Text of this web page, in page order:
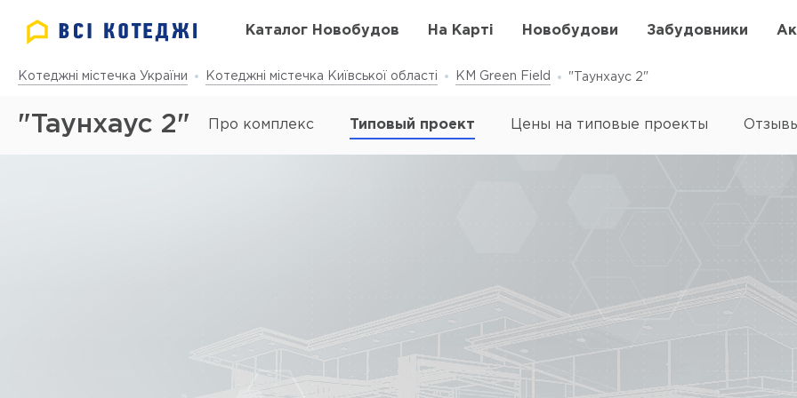
Каталог Новобудов На Карті Новобудови Забудовники
Котеджні містечка України Котеджні містечка Київської області КМ Green Field "Таунхаус 2"
"Таунхаус 2" Про комплекс Типовый проект Цены на типовые проекты